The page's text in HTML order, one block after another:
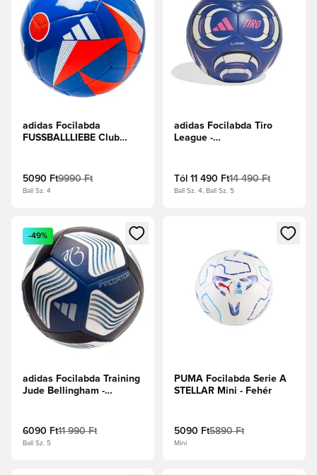
adidas Focilabda
FUSSBALLLIEBE Club
5090 Ft9990 Ft
Ball Sz. 4
adidas Focilabda Tiro
League -
Tól 11 490 Ft14 490 Ft
Ball Sz. 4, Ball Sz. 5
Megnyit egy modált a bejelentkezéshez vagy a tagként
-49%
adidas Focilabda Training
Jude Bellingham -
6090 Ft11 990 Ft
Ball Sz. 5
Megnyit egy modált a
PUMA Focilabda Serie A
STELLAR Mini - Fehér
5090 Ft5890 Ft
Mini